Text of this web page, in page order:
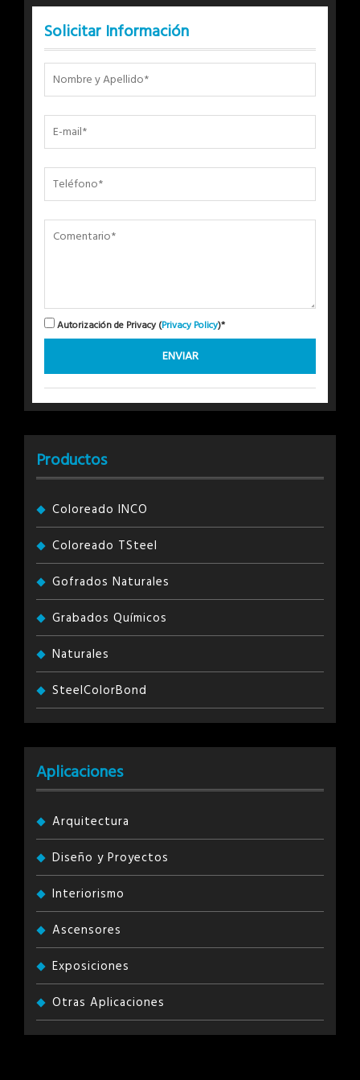
Solicitar Información
Autorización de Privacy (Privacy Policy)*
Productos
Coloreado INCO
Coloreado TSteel
Gofrados Naturales
Grabados Químicos
Naturales
SteelColorBond
Aplicaciones
Arquitectura
Diseño y Proyectos
Interiorismo
Ascensores
Exposiciones
Otras Aplicaciones